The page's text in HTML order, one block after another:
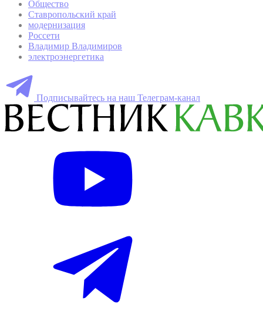
Общество
Ставропольский край
модернизация
Россети
Владимир Владимиров
электроэнергетика
Подписывайтесь на наш Телеграм-канал